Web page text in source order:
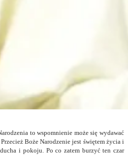
to wspomnienie może się wydawać
Boże Narodzenie jest świętem życia i
i pokoju. Po co zatem burzyć ten czar